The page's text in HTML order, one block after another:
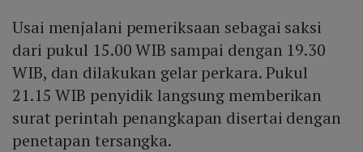
Usai menjalani pemeriksaan sebagai saksi
dari pukul 15.00 WIB sampai dengan 19.30
WIB, dan dilakukan gelar perkara. Pukul
21.15 WIB penyidik langsung memberikan
surat perintah penangkapan disertai dengan
penetapan tersangka.